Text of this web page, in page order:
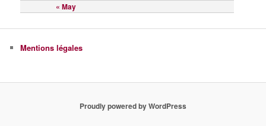
« May
Mentions légales
Proudly powered by WordPress